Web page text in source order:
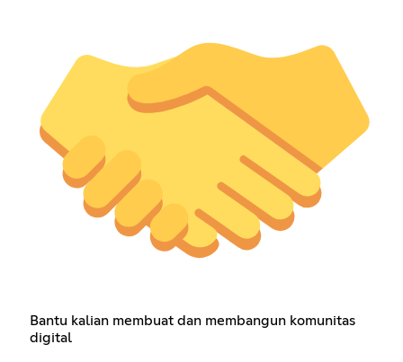
Bantu kalian membuat dan membangun komunitas
digital